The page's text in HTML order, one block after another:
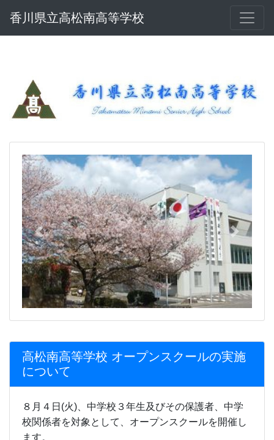
香川県立高松南高等学校
Previous
高松南高等学校 オープンスクールの実施
について
８月４日(火)、中学校３年生及びその保護者、中学
校関係者を対象として、オープンスクールを開催し
ます。
詳しく
は、下記
PDFファ
イルをご
い。
令和８年
度高松南